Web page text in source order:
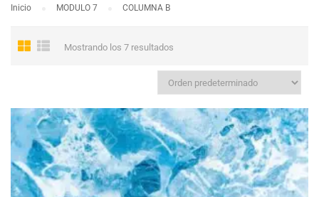
Inicio MODULO 7 COLUMNA B
Mostrando los 7 resultados